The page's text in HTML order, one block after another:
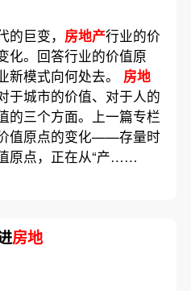
巨变， 房地产行业的价
化。回答行业的价值原
新模式向何处去。 房地
于城市的价值、对于人的
的三个方面。上一篇专栏
值原点的变化——存量时
原点，正在从“产……
房地